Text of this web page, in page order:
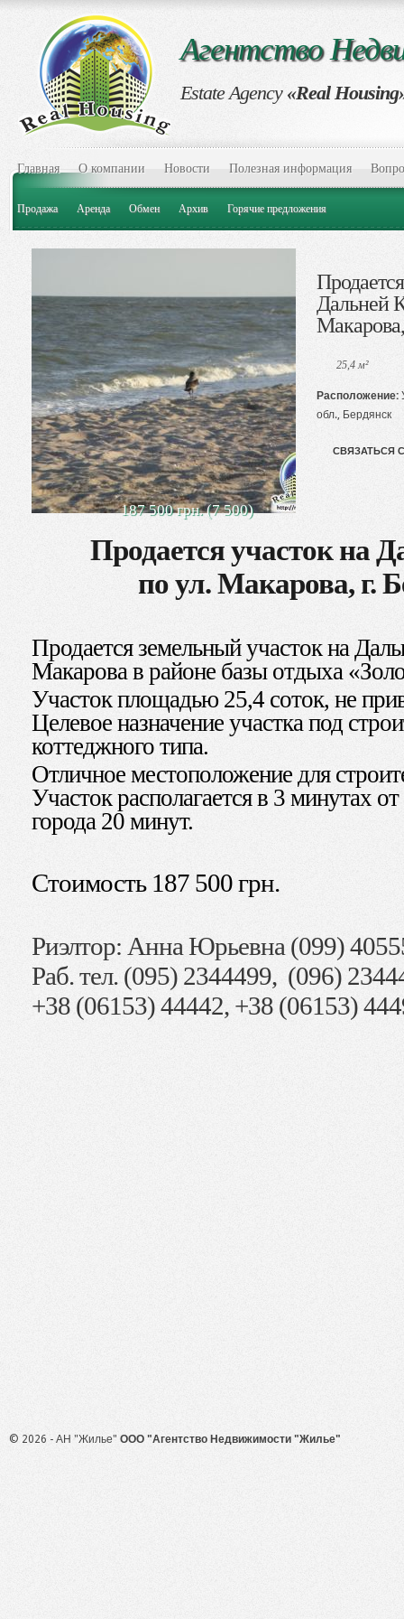
Агентство
Estate Agency «Real
Главная О компании Новости Полезная информация
Продажа Аренда Обмен Архив Горячие предложения
187 500 грн. (7 500)
Дальней
25,4 м²
Расположение:
обл., Бердянск
СВЯЗАТЬСЯ
Продается участок на
по ул. Макарова, г.
Продается земельный участок на
Макарова в районе базы отдыха
Участок площадью 25,4 соток, не
Целевое назначение участка под
коттеджного типа.
Отличное местоположение для
Участок располагается в 3 минутах
города 20 минут.
Стоимость 187 500 грн.
Риэлтор: Анна Юрьевна (099)
Раб. тел. (095) 2344499, (096)
+38 (06153) 44442, +38 (06153)
© 2026 - АН "Жилье" ООО "Агентство Недвижимости "Жилье"